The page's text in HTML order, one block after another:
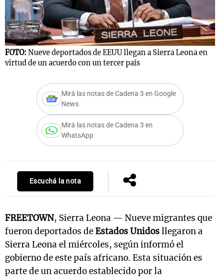
FOTO: Nueve deportados de EEUU llegan a Sierra Leona en
virtud de un acuerdo con un tercer país
Mirá las notas de Cadena 3 en Google
News
Mirá las notas de Cadena 3 en
WhatsApp
Escuchá la nota
FREETOWN, Sierra Leona — Nueve migrantes que
fueron deportados deEstados Unidosllegaron a
Sierra Leona el miércoles, según informó el
gobierno de este país africano. Esta situación es
parte de un acuerdo establecido por la